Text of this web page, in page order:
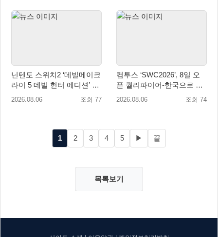
닌텐도 스위치2 ‘데빌메이크
라이 5 데빌 헌터 에디션’ 패
키지 제품 8월 7일 예약판매
2026.08.06 조회 77
컴투스 ‘SWC2026’, 8일 오
픈 퀄리파이어-한국으로 시
즌 개막!
2026.08.06 조회 74
1 2 3 4 5 ▶ 끝
목록보기